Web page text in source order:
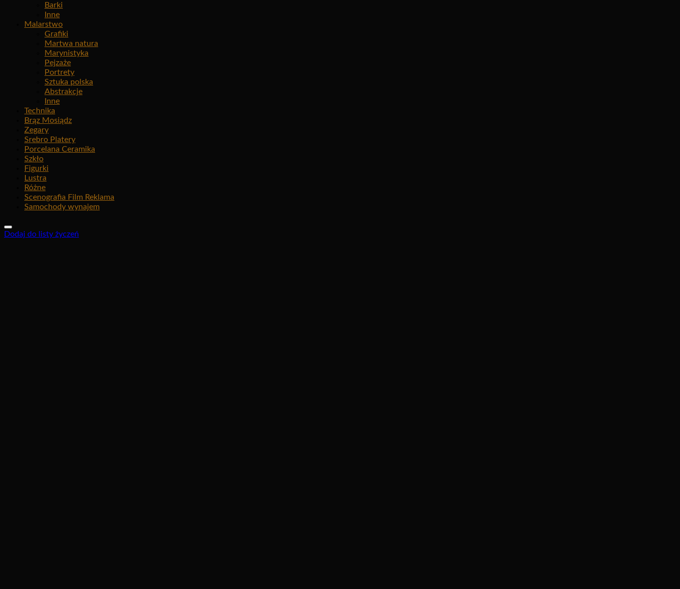
Barki
Inne
Malarstwo
Grafiki
Martwa natura
Marynistyka
Pejzaże
Portrety
Sztuka polska
Abstrakcje
Inne
Technika
Brąz Mosiądz
Zegary
Srebro Platery
Porcelana Ceramika
Szkło
Figurki
Lustra
Różne
Scenografia Film Reklama
Samochody wynajem
Dodaj do listy życzeń